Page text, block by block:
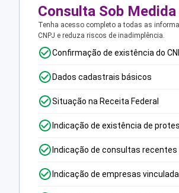
Consulta Sob Medida
Tenha acesso completo a todas as
CNPJ e reduza riscos de inadimplência.
Confirmação de existência do
Dados cadastrais básicos
Situação na Receita Federal
Indicação de existência de
Indicação de consultas recentes
Indicação de empresas